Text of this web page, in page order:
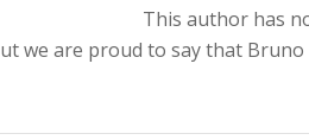
This author has
we are proud to say that Bruno